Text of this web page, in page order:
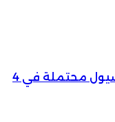
الأرصاد تحذر من أمطار غزيرة وسيول محتملة في 4